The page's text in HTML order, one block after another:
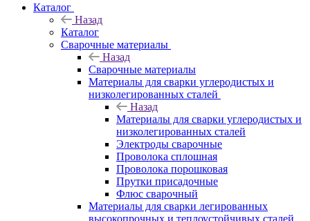
Каталог
Назад
Каталог
Сварочные материалы
Назад
Сварочные материалы
Материалы для сварки углеродистых и
низколегированных сталей
Назад
Материалы для сварки углеродистых и
низколегированных сталей
Электроды сварочные
Проволока сплошная
Проволока порошковая
Прутки присадочные
Флюс сварочный
Материалы для сварки легированных
высокопрочных и теплоустойчивых сталей